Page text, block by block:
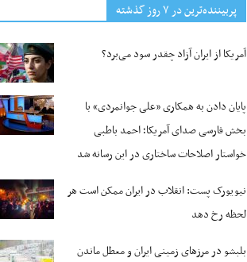
پربیننده‌ترین‌ در ۷ روز گذشته
آمریکا از ایران آزاد چقدر سود می‌برد؟
پایان دادن به همکاری «علی جوانمردی» با
بخش فارسی صدای آمریکا؛ احمد باطبی
خواستار اصلاحات ساختاری در این رسانه شد
نیویورک پست: انقلاب در ایران ممکن است هر
لحظه رخ دهد
بلبشو در مرزهای زمینی ایران و معطل ماندن